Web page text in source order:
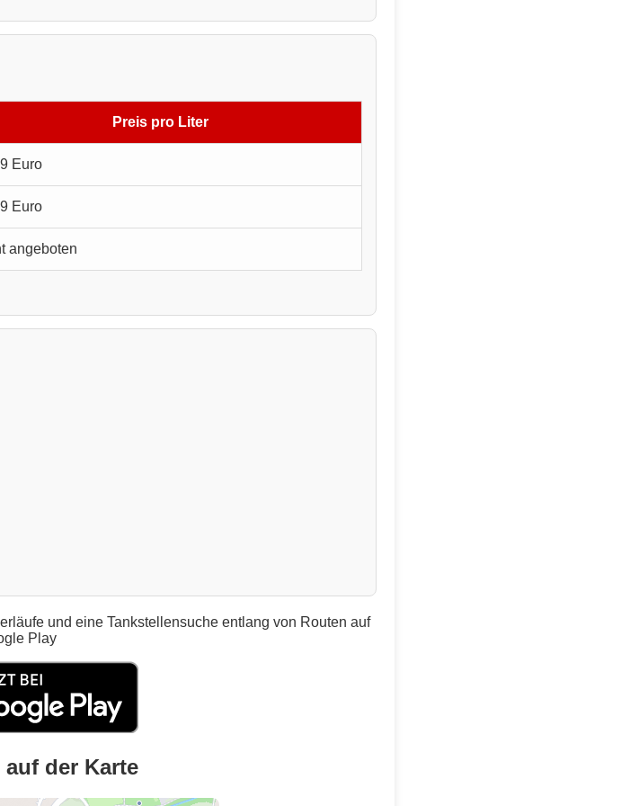
Preis pro Liter
Euro
Euro
angeboten
und eine Tankstellensuche entlang von Routen auf
Play
der Karte